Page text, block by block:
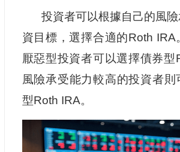
投資者可以根據自己的風
資目標，選擇合適的Roth IRA
厭惡型投資者可以選擇債券型
風險承受能力較高的投資者則
型Roth IRA。